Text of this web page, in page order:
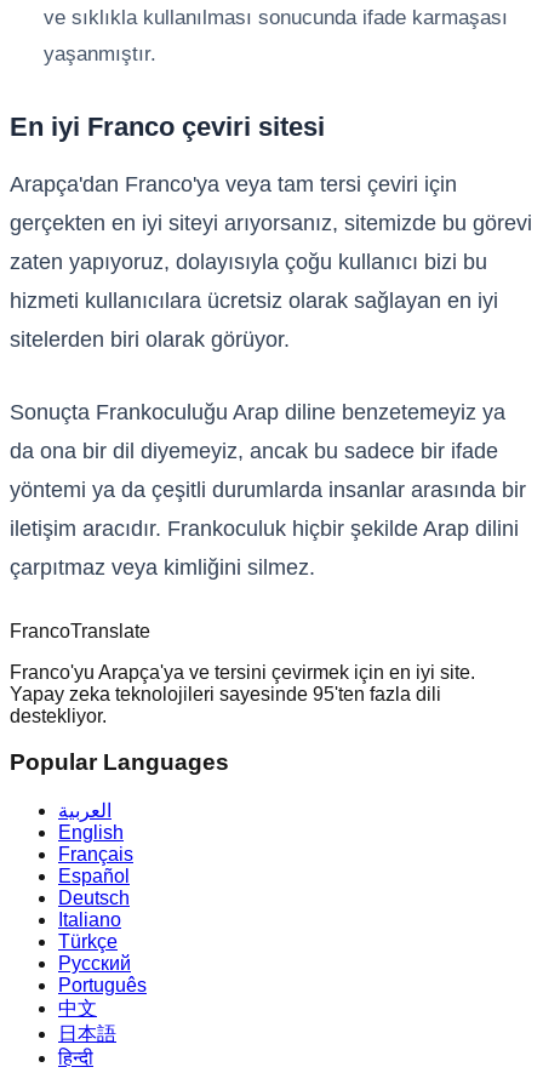
ve sıklıkla kullanılması sonucunda ifade karmaşası
yaşanmıştır.
En iyi Franco çeviri sitesi
Arapça'dan Franco'ya veya tam tersi çeviri için
gerçekten en iyi siteyi arıyorsanız, sitemizde bu görevi
zaten yapıyoruz, dolayısıyla çoğu kullanıcı bizi bu
hizmeti kullanıcılara ücretsiz olarak sağlayan en iyi
sitelerden biri olarak görüyor.
Sonuçta Frankoculuğu Arap diline benzetemeyiz ya
da ona bir dil diyemeyiz, ancak bu sadece bir ifade
yöntemi ya da çeşitli durumlarda insanlar arasında bir
iletişim aracıdır. Frankoculuk hiçbir şekilde Arap dilini
çarpıtmaz veya kimliğini silmez.
FrancoTranslate
Franco'yu Arapça'ya ve tersini çevirmek için en iyi site.
Yapay zeka teknolojileri sayesinde 95'ten fazla dili
destekliyor.
Popular Languages
العربية
English
Français
Español
Deutsch
Italiano
Türkçe
Русский
Português
中文
日本語
हिन्दी